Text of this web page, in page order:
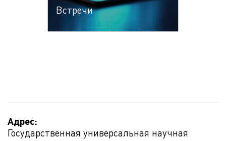
Встречи
Адрес:
Государственная универсальная научная